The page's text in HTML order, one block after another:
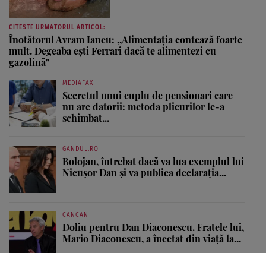
CITESTE URMATORUL ARTICOL:
Înotătorul Avram Iancu: ,,Alimentaţia contează foarte
mult. Degeaba eşti Ferrari dacă te alimentezi cu
gazolină''
MEDIAFAX
Secretul unui cuplu de pensionari care
nu are datorii: metoda plicurilor le-a
schimbat...
GANDUL.RO
Bolojan, întrebat dacă va lua exemplul lui
Nicușor Dan și va publica declarația...
CANCAN
Doliu pentru Dan Diaconescu. Fratele lui,
Mario Diaconescu, a încetat din viață la...